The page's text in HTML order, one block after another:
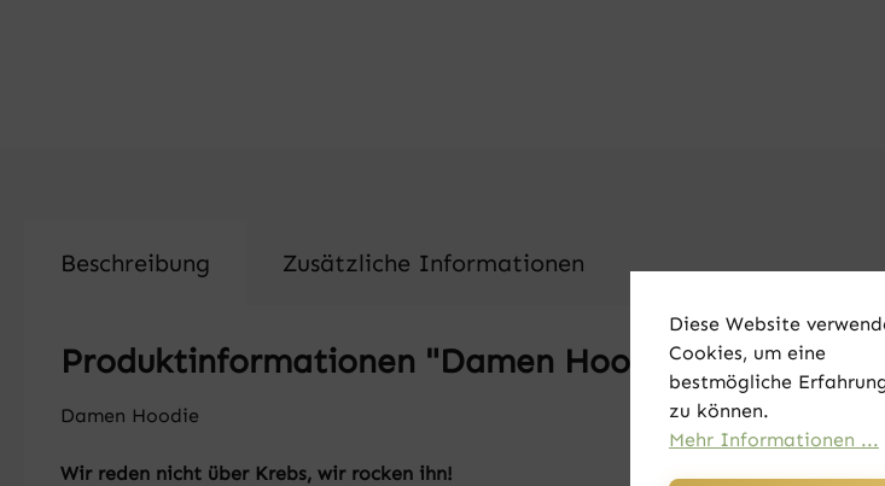
Beschreibung Zusätzliche Informationen
Produktinformationen "Damen Hoodie - Wir rocken
Damen Hoodie
Wir reden nicht über Krebs, wir rocken ihn!
Diese Website
Cookies, um eine
bestmögliche
zu können.
Mehr Informationen ...